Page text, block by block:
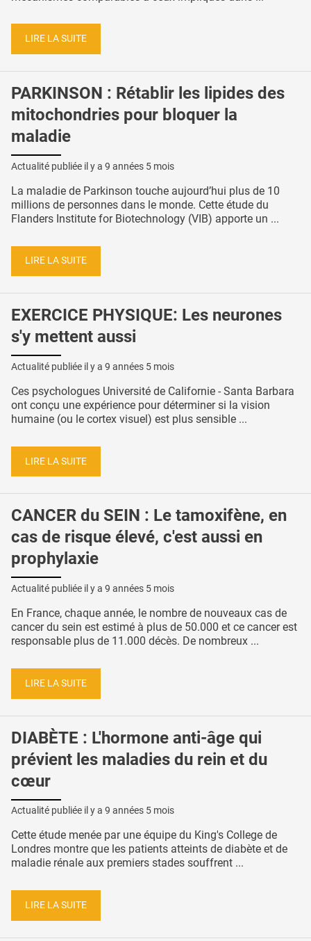
LIRE LA SUITE
PARKINSON : Rétablir les lipides des
mitochondries pour bloquer la
maladie
Actualité publiée il y a 9 années 5 mois
La maladie de Parkinson touche aujourd’hui plus de 10
millions de personnes dans le monde. Cette étude du
Flanders Institute for Biotechnology (VIB) apporte un ...
LIRE LA SUITE
EXERCICE PHYSIQUE: Les neurones
s'y mettent aussi
Actualité publiée il y a 9 années 5 mois
Ces psychologues Université de Californie - Santa Barbara
ont conçu une expérience pour déterminer si la vision
humaine (ou le cortex visuel) est plus sensible ...
LIRE LA SUITE
CANCER du SEIN : Le tamoxifène, en
cas de risque élevé, c'est aussi en
prophylaxie
Actualité publiée il y a 9 années 5 mois
En France, chaque année, le nombre de nouveaux cas de
cancer du sein est estimé à plus de 50.000 et ce cancer est
responsable plus de 11.000 décès. De nombreux ...
LIRE LA SUITE
DIABÈTE : L'hormone anti-âge qui
prévient les maladies du rein et du
cœur
Actualité publiée il y a 9 années 5 mois
Cette étude menée par une équipe du King's College de
Londres montre que les patients atteints de diabète et de
maladie rénale aux premiers stades souffrent ...
LIRE LA SUITE